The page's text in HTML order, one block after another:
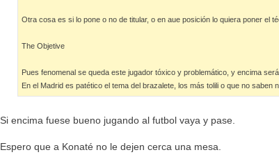
Otra cosa es si lo pone o no de titular, o en aue posición lo quiera poner el
The Objetive
Pues fenomenal se queda este jugador tóxico y problemático, y encima
En el Madrid es patético el tema del brazalete, los más tolili o que no saben
Si encima fuese bueno jugando al futbol vaya y pase.
Espero que a Konaté no le dejen cerca una mesa.